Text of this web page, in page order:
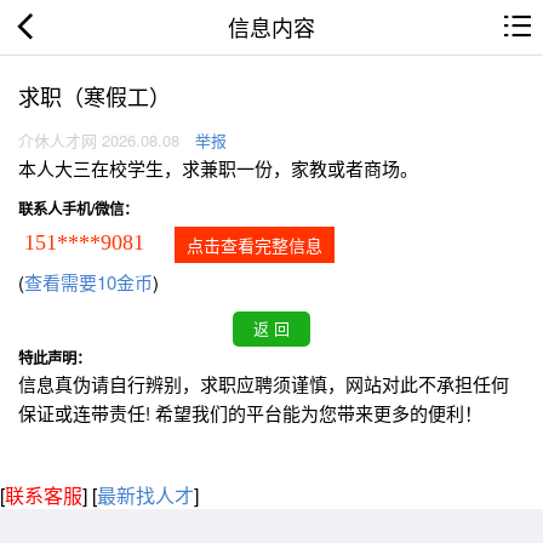
信息内容
求职（寒假工）
介休人才网 2026.08.08 举报
本人大三在校学生，求兼职一份，家教或者商场。
联系人手机/微信：
151****9081 点击查看完整信息
(查看需要10金币)
特此声明：
信息真伪请自行辨别，求职应聘须谨慎，网站对此不承担任何
保证或连带责任! 希望我们的平台能为您带来更多的便利！
[联系客服] [最新找人才]